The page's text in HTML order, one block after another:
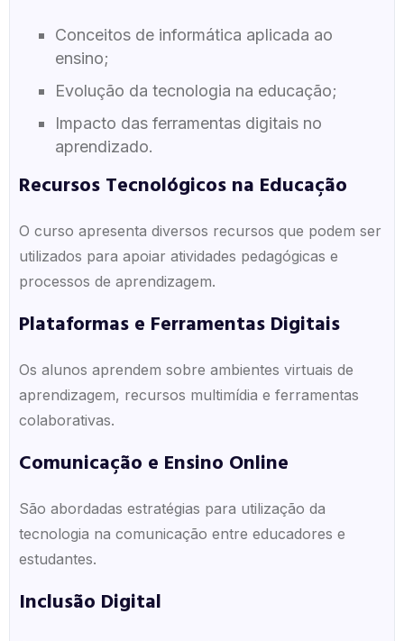
Conceitos de informática aplicada ao
ensino;
Evolução da tecnologia na educação;
Impacto das ferramentas digitais no
aprendizado.
Recursos Tecnológicos na Educação
O curso apresenta diversos recursos que podem ser
utilizados para apoiar atividades pedagógicas e
processos de aprendizagem.
Plataformas e Ferramentas Digitais
Os alunos aprendem sobre ambientes virtuais de
aprendizagem, recursos multimídia e ferramentas
colaborativas.
Comunicação e Ensino Online
São abordadas estratégias para utilização da
tecnologia na comunicação entre educadores e
estudantes.
Inclusão Digital